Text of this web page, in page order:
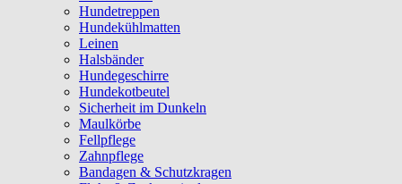
Hundetreppen
Hundekühlmatten
Leinen
Halsbänder
Hundegeschirre
Hundekotbeutel
Sicherheit im Dunkeln
Maulkörbe
Fellpflege
Zahnpflege
Bandagen & Schutzkragen